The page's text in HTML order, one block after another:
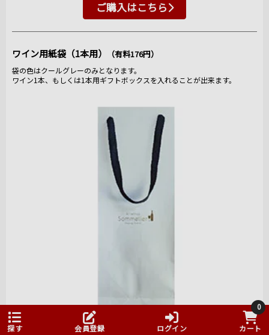
ご購入はこちら
ワイン用紙袋（1本用） （有料176円）
袋の色はクールグレーのみとなります。
ワイン1本、もしくは1本用ギフトボックスを入れることが出来ます。
探す 会員登録 ログイン
0
カート